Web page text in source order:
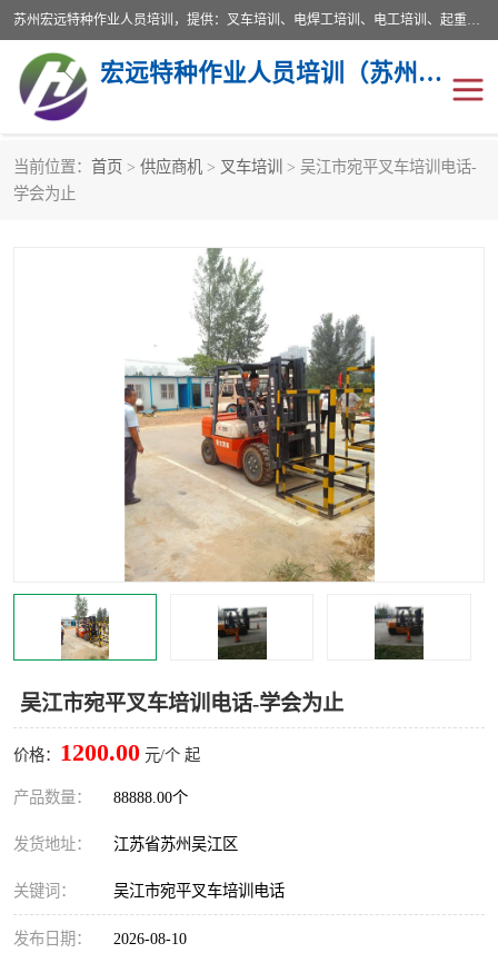
苏州宏远特种作业人员培训，提供：叉车培训、电焊工培训、电工培训、起重机培训、电梯培训、登高培训等服务苏州本地培训服务。始终坚持“以人为本，质量立校”的办学思想，以培养社会应用型人才为己任，明码收费，诚实守信，中途不收任何费用。随到随学，学会为止，一期未学会者免费再学，直到学会为止。
宏远特种作业人员培训（苏州）有限公司
当前位置： 首页 > 供应商机 > 叉车培训
> 吴江市宛平叉车培训电话-
学会为止
吴江市宛平叉车培训电话-学会为止
价格： 1200.00 元/个 起
产品数量： 88888.00个
发货地址： 江苏省苏州吴江区
关键词： 吴江市宛平叉车培训电话
发布日期： 2026-08-10
叉车培训
叉车上牌出租 叉车培训机构
叉车工培训学校 叉车技能培训
学叉车培训技巧 专业叉车培训
叉车培训中心 叉车操作证培训复审
叉车司机培训 焊工培训
行车起重机培训